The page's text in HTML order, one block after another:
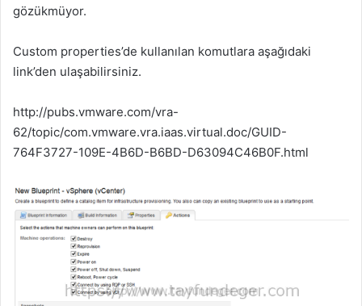
gözükmüyor.
Custom properties’de kullanılan komutlara aşağıdaki
link’den ulaşabilirsiniz.
http://pubs.vmware.com/vra-
62/topic/com.vmware.vra.iaas.virtual.doc/GUID-
764F3727-109E-4B6D-B6BD-D63094C46B0F.html